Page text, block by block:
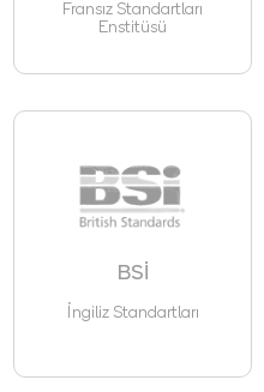
Fransız Standartları
Enstitüsü
BSİ
İngiliz Standartları